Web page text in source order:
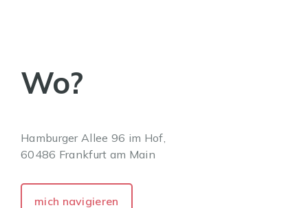
Wo?
Hamburger Allee 96 im Hof,
60486 Frankfurt am Main
mich navigieren